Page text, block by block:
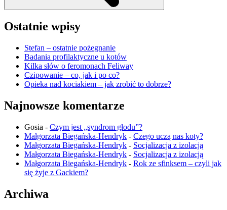
Ostatnie wpisy
Stefan – ostatnie pożegnanie
Badania profilaktyczne u kotów
Kilka słów o feromonach Feliway
Czipowanie – co, jak i po co?
Opieka nad kociakiem – jak zrobić to dobrze?
Najnowsze komentarze
Gosia - Czym jest „syndrom głodu”?
Małgorzata Biegańska-Hendryk - Czego uczą nas koty?
Małgorzata Biegańska-Hendryk - Socjalizacja z izolacją
Małgorzata Biegańska-Hendryk - Socjalizacja z izolacją
Małgorzata Biegańska-Hendryk - Rok ze sfinksem – czyli jak
się żyje z Gackiem?
Archiwa